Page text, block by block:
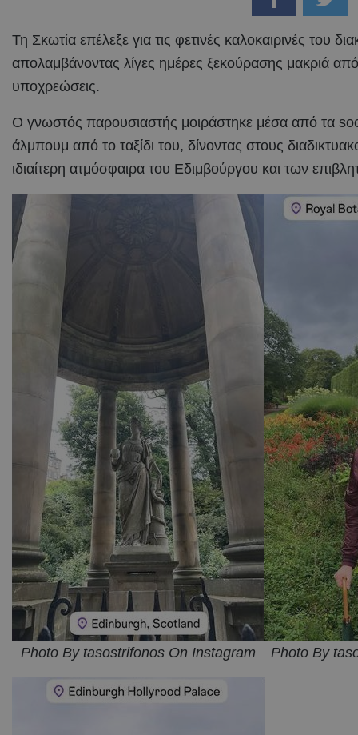
Τη Σκωτία επέλεξε για τις φετινές καλοκαιρινές του
απολαμβάνοντας λίγες ημέρες ξεκούρασης μακριά από
υποχρεώσεις.
Ο γνωστός παρουσιαστής μοιράστηκε μέσα από τα
άλμπουμ από το ταξίδι του, δίνοντας στους
ιδιαίτερη ατμόσφαιρα του Εδιμβούργου και των
Photo By tasostrifonos On Instagram Photo By